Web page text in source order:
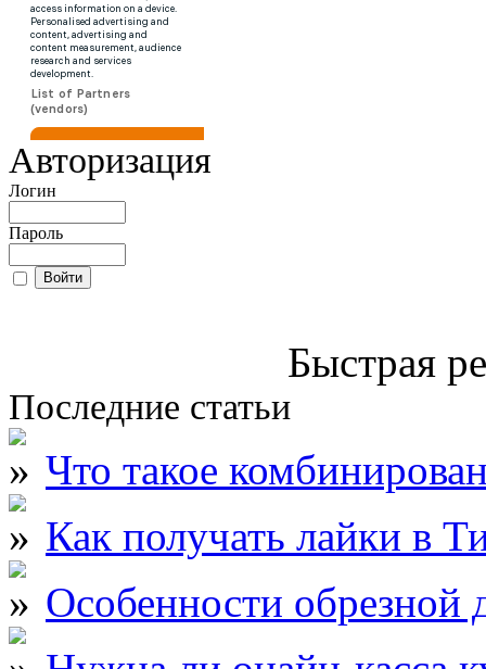
Авторизация
Логин
Пароль
Быстрая
Последние статьи
Что такое
Как получать лайки в
Особенности обрезной